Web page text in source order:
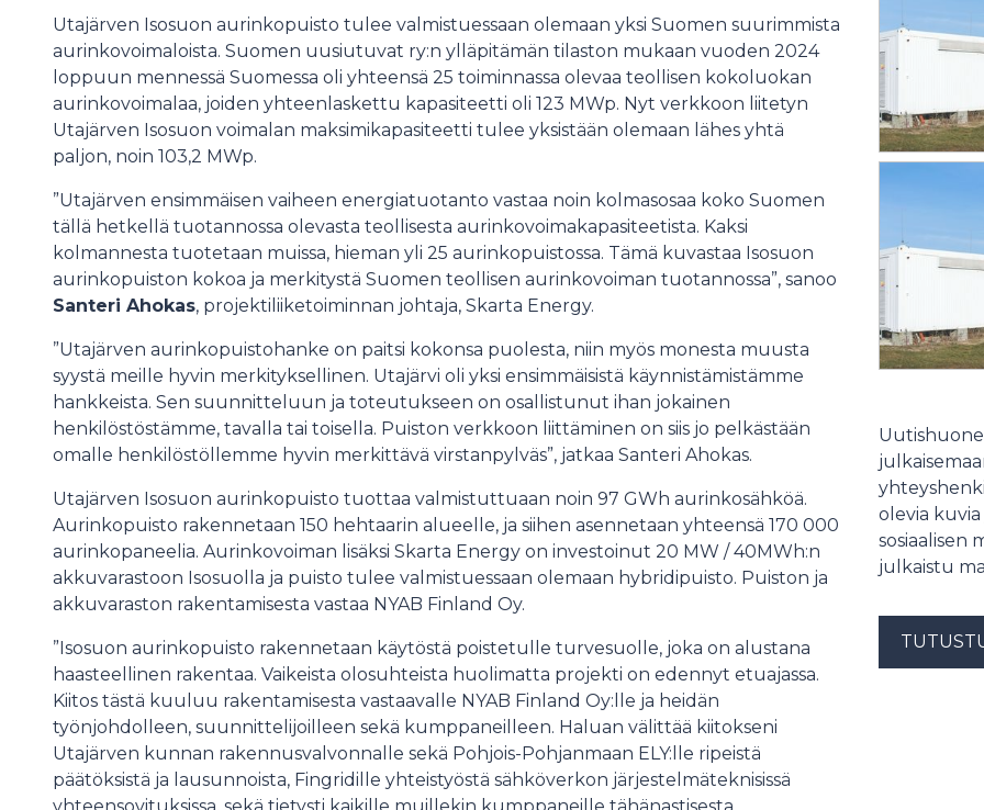
Utajärven Isosuon aurinkopuisto tulee valmistuessaan olemaan yksi Suomen suurimmista
aurinkovoimaloista. Suomen uusiutuvat ry:n ylläpitämän tilaston mukaan vuoden 2024
loppuun mennessä Suomessa oli yhteensä 25 toiminnassa olevaa teollisen kokoluokan
aurinkovoimalaa, joiden yhteenlaskettu kapasiteetti oli 123 MWp. Nyt verkkoon liitetyn
Utajärven Isosuon voimalan maksimikapasiteetti tulee yksistään olemaan lähes yhtä
paljon, noin 103,2 MWp.
”Utajärven ensimmäisen vaiheen energiatuotanto vastaa noin kolmasosaa koko Suomen
tällä hetkellä tuotannossa olevasta teollisesta aurinkovoimakapasiteetista. Kaksi
kolmannesta tuotetaan muissa, hieman yli 25 aurinkopuistossa. Tämä kuvastaa Isosuon
aurinkopuiston kokoa ja merkitystä Suomen teollisen aurinkovoiman tuotannossa”, sanoo
Santeri Ahokas, projektiliiketoiminnan johtaja, Skarta Energy.
”Utajärven aurinkopuistohanke on paitsi kokonsa puolesta, niin myös monesta muusta
syystä meille hyvin merkityksellinen. Utajärvi oli yksi ensimmäisistä käynnistämistämme
hankkeista. Sen suunnitteluun ja toteutukseen on osallistunut ihan jokainen
henkilöstöstämme, tavalla tai toisella. Puiston verkkoon liittäminen on siis jo pelkästään
omalle henkilöstöllemme hyvin merkittävä virstanpylväs”, jatkaa Santeri Ahokas.
Utajärven Isosuon aurinkopuisto tuottaa valmistuttuaan noin 97 GWh aurinkosähköä.
Aurinkopuisto rakennetaan 150 hehtaarin alueelle, ja siihen asennetaan yhteensä 170 000
aurinkopaneelia. Aurinkovoiman lisäksi Skarta Energy on investoinut 20 MW / 40MWh:n
akkuvarastoon Isosuolla ja puisto tulee valmistuessaan olemaan hybridipuisto. Puiston ja
akkuvaraston rakentamisesta vastaa NYAB Finland Oy.
”Isosuon aurinkopuisto rakennetaan käytöstä poistetulle turvesuolle, joka on alustana
haasteellinen rakentaa. Vaikeista olosuhteista huolimatta projekti on edennyt etuajassa.
Kiitos tästä kuuluu rakentamisesta vastaavalle NYAB Finland Oy:lle ja heidän
työnjohdolleen, suunnittelijoilleen sekä kumppaneilleen. Haluan välittää kiitokseni
Utajärven kunnan rakennusvalvonnalle sekä Pohjois-Pohjanmaan ELY:lle ripeistä
päätöksistä ja lausunnoista, Fingridille yhteistyöstä sähköverkon järjestelmäteknisissä
olevia
sosiaalisen
julkaistu